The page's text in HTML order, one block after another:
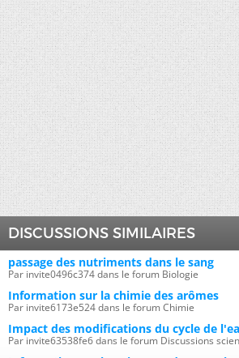
DISCUSSIONS SIMILAIRES
passage des nutriments dans le sang
Par invite0496c374 dans le forum Biologie
Information sur la chimie des arômes
Par invite6173e524 dans le forum Chimie
Impact des modifications du cycle de
Par invite63538fe6 dans le forum Discussions